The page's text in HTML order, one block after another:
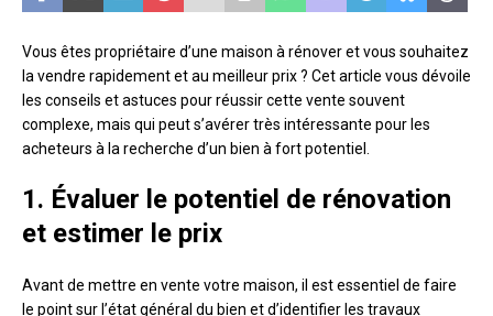
Vous êtes propriétaire d’une maison à rénover et vous souhaitez
la vendre rapidement et au meilleur prix ? Cet article vous dévoile
les conseils et astuces pour réussir cette vente souvent
complexe, mais qui peut s’avérer très intéressante pour les
acheteurs à la recherche d’un bien à fort potentiel.
1. Évaluer le potentiel de rénovation
et estimer le prix
Avant de mettre en vente votre maison, il est essentiel de faire
le point sur l’état général du bien et d’identifier les travaux